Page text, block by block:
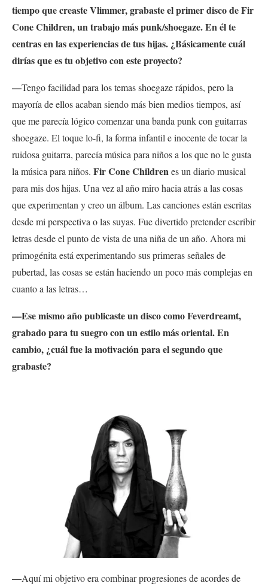
tiempo que creaste Vlimmer, grabaste el primer disco de Fir
Cone Children, un trabajo más punk/shoegaze. En él te
centras en las experiencias de tus hijas. ¿Básicamente cuál
dirías que es tu objetivo con este proyecto?
—Tengo facilidad para los temas shoegaze rápidos, pero la
mayoría de ellos acaban siendomás bien medios tiempos, así
que me parecía lógico comenzar una banda punk con guitarras
shoegaze. El toque lo-fi, la forma infantil e inocente de tocar la
ruidosa guitarra, parecía música para niños a los que no le gusta
la música para niños. Fir Cone Childrenesun diario musical
para mis dos hijas. Una vez al año miro hacia atrás a las cosas
que experimentan y creo un álbum. Las canciones están escritas
desde mi perspectiva o las suyas. Fue divertido pretender escribir
letras desde el punto de vista de una niña de un año. Ahora mi
primogénita está experimentando sus primeras señales de
pubertad, las cosas se están haciendo un poco más complejas en
cuanto a las letras…
—Ese mismo año publicaste un disco como Feverdreamt,
grabado para tu suegro con un estilo más oriental. En
cambio, ¿cuál fue la motivación para el segundo que
grabaste?
—Aquí mi objetivo era combinar progresiones de acordes de